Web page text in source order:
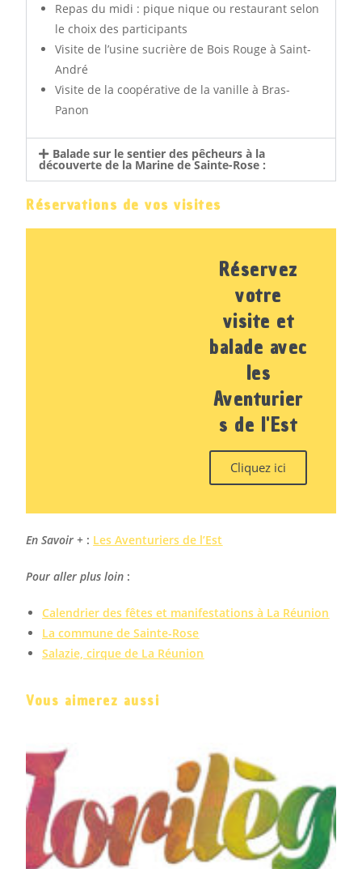
Repas du midi : pique nique ou restaurant selon
le choix des participants
Visite de l’usine sucrière de Bois Rouge à Saint-
André
Visite de la coopérative de la vanille à Bras-
Panon
Balade sur le sentier des pêcheurs à la
découverte de la Marine de Sainte-Rose :
Réservations de vos visites
Réservez
votre
visite et
balade avec
les
Aventurier
s de l'Est
Cliquez ici
En Savoir + : Les Aventuriers de l’Est
Pour aller plus loin :
Calendrier des fêtes et manifestations à La Réunion
La commune de Sainte-Rose
Salazie, cirque de La Réunion
Vous aimerez aussi